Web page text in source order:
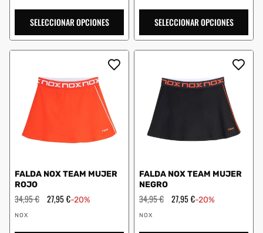
SELECCIONAR OPCIONES SELECCIONAR OPCIONES
FALDA NOX TEAM MUJER
ROJO
Precio
habitual
34,95 € Precio
de
27,95 €-20%
Proveedor:
NOX
FALDA NOX TEAM MUJER
NEGRO
Precio
habitual
34,95 € Precio
de
27,95 €-20%
Proveedor:
NOX